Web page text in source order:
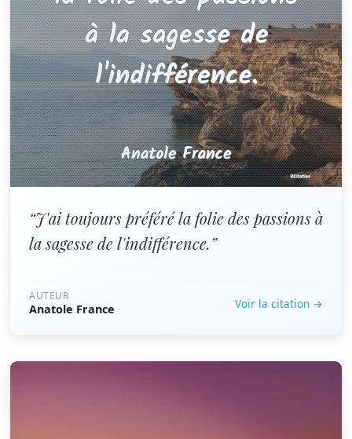
“J'ai toujours préféré la folie des passions à
la sagesse de l'indifférence.”
AUTEUR
Anatole France Voir la citation →